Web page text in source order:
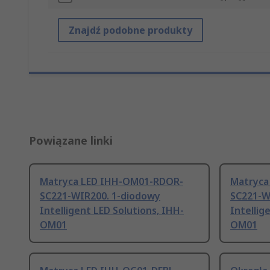
Znajdź podobne produkty
Powiązane linki
Matryca LED IHH-OM01-RDOR-
SC221-WIR200. 1-diodowy
Intelligent LED Solutions, IHH-
OM01
Matryca
SC221-
OM01